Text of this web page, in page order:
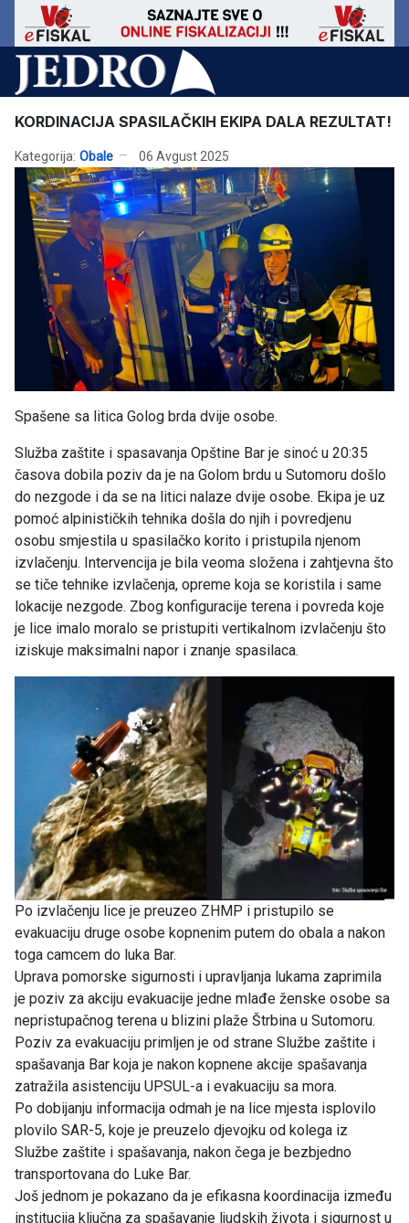
KORDINACIJA SPASILAČKIH EKIPA DALA REZULTAT!
Kategorija: Obale 06 Avgust 2025
Spašene sa litica Golog brda dvije osobe.
Služba zaštite i spasavanja Opštine Bar je sinoć u 20:35
časova dobila poziv da je na Golom brdu u Sutomoru došlo
do nezgode i da se na litici nalaze dvije osobe. Ekipa je uz
pomoć alpinističkih tehnika došla do njih i povredjenu
osobu smjestila u spasilačko korito i pristupila njenom
izvlačenju. Intervencija je bila veoma složena i zahtjevna što
se tiče tehnike izvlačenja, opreme koja se koristila i same
lokacije nezgode. Zbog konfiguracije terena i povreda koje
je lice imalo moralo se pristupiti vertikalnom izvlačenju što
iziskuje maksimalni napor i znanje spasilaca.
Po izvlačenju lice je preuzeo ZHMP i pristupilo se
evakuaciju druge osobe kopnenim putem do obala a nakon
toga camcem do luka Bar.
Uprava pomorske sigurnosti i upravljanja lukama zaprimila
je poziv za akciju evakuacije jedne mlađe ženske osobe sa
nepristupačnog terena u blizini plaže Štrbina u Sutomoru.
Poziv za evakuaciju primljen je od strane Službe zaštite i
spašavanja Bar koja je nakon kopnene akcije spašavanja
zatražila asistenciju UPSUL-a i evakuaciju sa mora.
Po dobijanju informacija odmah je na lice mjesta isplovilo
plovilo SAR-5, koje je preuzelo djevojku od kolega iz
Službe zaštite i spašavanja, nakon čega je bezbjedno
transportovana do Luke Bar.
Još jednom je pokazano da je efikasna koordinacija između
institucija ključna za spašavanje ljudskih života i sigurnost u